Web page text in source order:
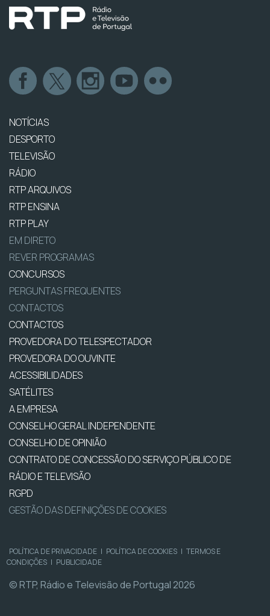
NOTÍCIAS
DESPORTO
TELEVISÃO
RÁDIO
RTP ARQUIVOS
RTP ENSINA
RTP PLAY
EM DIRETO
REVER PROGRAMAS
CONCURSOS
PERGUNTAS FREQUENTES
CONTACTOS
CONTACTOS
PROVEDORA DO TELESPECTADOR
PROVEDORA DO OUVINTE
ACESSIBILIDADES
SATÉLITES
A EMPRESA
CONSELHO GERAL INDEPENDENTE
CONSELHO DE OPINIÃO
CONTRATO DE CONCESSÃO DO SERVIÇO PÚBLICO DE
RÁDIO E TELEVISÃO
RGPD
GESTÃO DAS DEFINIÇÕES DE COOKIES
POLÍTICA DE PRIVACIDADE | POLÍTICA DE COOKIES | TERMOS E
CONDIÇÕES | PUBLICIDADE
© RTP, Rádio e Televisão de Portugal 2026